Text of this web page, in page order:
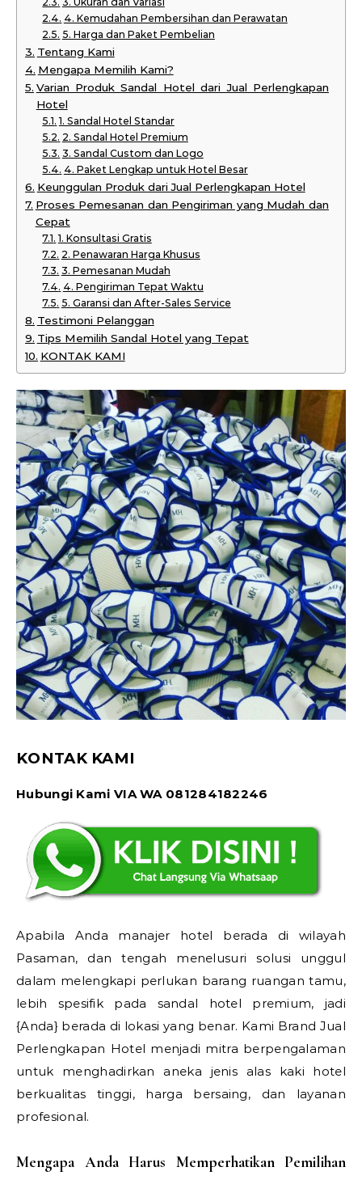
4. Kemudahan Pembersihan dan Perawatan
5. Harga dan Paket Pembelian
Tentang Kami
Mengapa Memilih Kami?
Varian Produk Sandal Hotel dari Jual Perlengkapan
Hotel
1. Sandal Hotel Standar
2. Sandal Hotel Premium
3. Sandal Custom dan Logo
4. Paket Lengkap untuk Hotel Besar
Keunggulan Produk dari Jual Perlengkapan Hotel
Proses Pemesanan dan Pengiriman yang Mudah dan
Cepat
1. Konsultasi Gratis
2. Penawaran Harga Khusus
3. Pemesanan Mudah
4. Pengiriman Tepat Waktu
5. Garansi dan After-Sales Service
Testimoni Pelanggan
Tips Memilih Sandal Hotel yang Tepat
KONTAK KAMI
KONTAK KAMI
Hubungi Kami VIA WA 081284182246
Apabila Anda manajer hotel berada di wilayah
Pasaman, dan tengah menelusuri solusi unggul
dalam melengkapi perlukan barang ruangan tamu,
lebih spesifik pada sandal hotel premium, jadi
{Anda} berada di lokasi yang benar. Kami Brand Jual
Perlengkapan Hotel menjadi mitra berpengalaman
untuk menghadirkan aneka jenis alas kaki hotel
berkualitas tinggi, harga bersaing, dan layanan
profesional.
Mengapa Anda Harus Memperhatikan Pemilihan